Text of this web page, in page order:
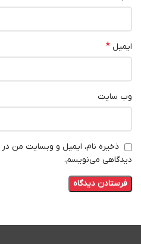
ایمیل *
وب‌ سایت
ذخیره نام، ایمیل و وبسایت من در
دیدگاهی می‌نویسم.